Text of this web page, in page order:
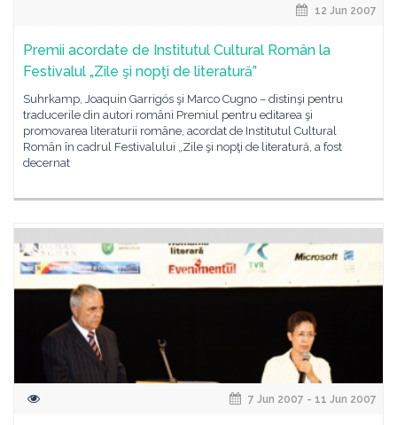
12 Jun 2007
Premii acordate de Institutul Cultural Român la
Festivalul „Zile şi nopţi de literatură”
Suhrkamp, Joaquin Garrigós şi Marco Cugno – distinşi pentru
traducerile din autori români Premiul pentru editarea şi
promovarea literaturii române, acordat de Institutul Cultural
Român în cadrul Festivalului „Zile şi nopţi de literatură, a fost
decernat
7 Jun 2007 - 11 Jun 2007